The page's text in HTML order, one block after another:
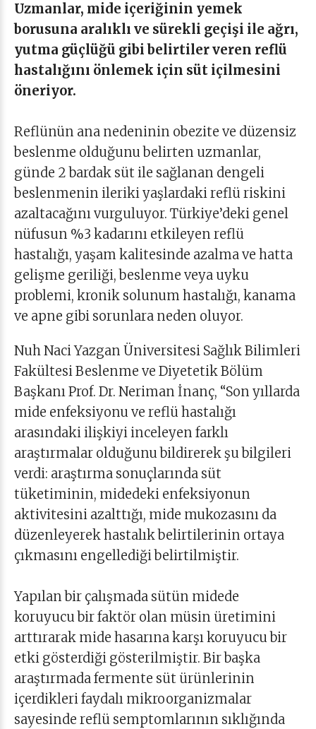
Uzmanlar, mide içeriğinin yemek
borusuna aralıklı ve sürekli geçişi ile ağrı,
yutma güçlüğü gibi belirtiler veren reflü
hastalığını önlemek için süt içilmesini
öneriyor.
Reflünün ana nedeninin obezite ve düzensiz
beslenme olduğunu belirten uzmanlar,
günde 2 bardak süt ile sağlanan dengeli
beslenmenin ileriki yaşlardaki reflü riskini
azaltacağını vurguluyor. Türkiye’deki genel
nüfusun %3 kadarını etkileyen reflü
hastalığı, yaşam kalitesinde azalma ve hatta
gelişme geriliği, beslenme veya uyku
problemi, kronik solunum hastalığı, kanama
ve apne gibi sorunlara neden oluyor.
Nuh Naci Yazgan Üniversitesi Sağlık Bilimleri
Fakültesi Beslenme ve Diyetetik Bölüm
Başkanı Prof. Dr. Neriman İnanç, “Son yıllarda
mide enfeksiyonu ve reflü hastalığı
arasındaki ilişkiyi inceleyen farklı
araştırmalar olduğunu bildirerek şu bilgileri
verdi: araştırma sonuçlarında süt
tüketiminin, midedeki enfeksiyonun
aktivitesini azalttığı, mide mukozasını da
düzenleyerek hastalık belirtilerinin ortaya
çıkmasını engellediği belirtilmiştir.
Yapılan bir çalışmada sütün midede
koruyucu bir faktör olan müsin üretimini
arttırarak mide hasarına karşı koruyucu bir
etki gösterdiği gösterilmiştir. Bir başka
araştırmada fermente süt ürünlerinin
içerdikleri faydalı mikroorganizmalar
sayesinde reflü semptomlarının sıklığında